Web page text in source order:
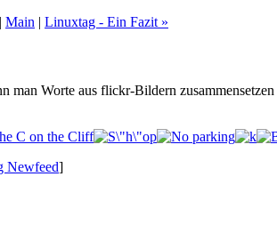
| Main | Linuxtag - Ein Fazit »
man Worte aus flickr-Bildern zusammensetzen
Newfeed]